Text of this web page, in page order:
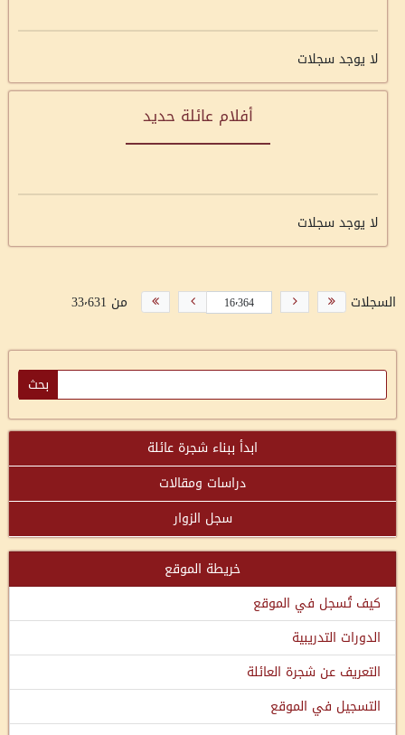
لا يوجد سجلات
أفلام عائلة حديد
لا يوجد سجلات
السجلات من 33٬631
ابدأ ببناء شجرة عائلة
دراسات ومقالات
سجل الزوار
خريطة الموقع
كيف تُسجل في الموقع
الدورات التدريبية
التعريف عن شجرة العائلة
التسجيل في الموقع